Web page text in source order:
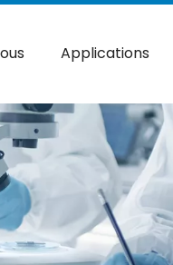
Applications